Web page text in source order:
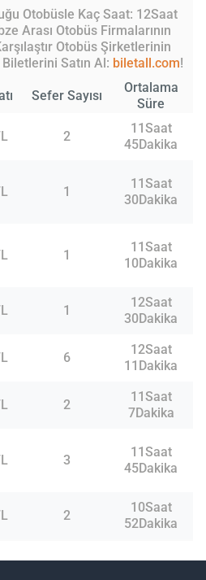
Otobüsle Kaç Saat: 12Saat
Arası Otobüs Firmalarının
Otobüs Şirketlerinin
Satın Al: biletall.com!
Sefer Sayısı
Ortalama
Süre
2
11Saat
45Dakika
1
11Saat
30Dakika
1
11Saat
10Dakika
1
12Saat
30Dakika
6
12Saat
11Dakika
2
11Saat
7Dakika
3
11Saat
45Dakika
2
10Saat
52Dakika